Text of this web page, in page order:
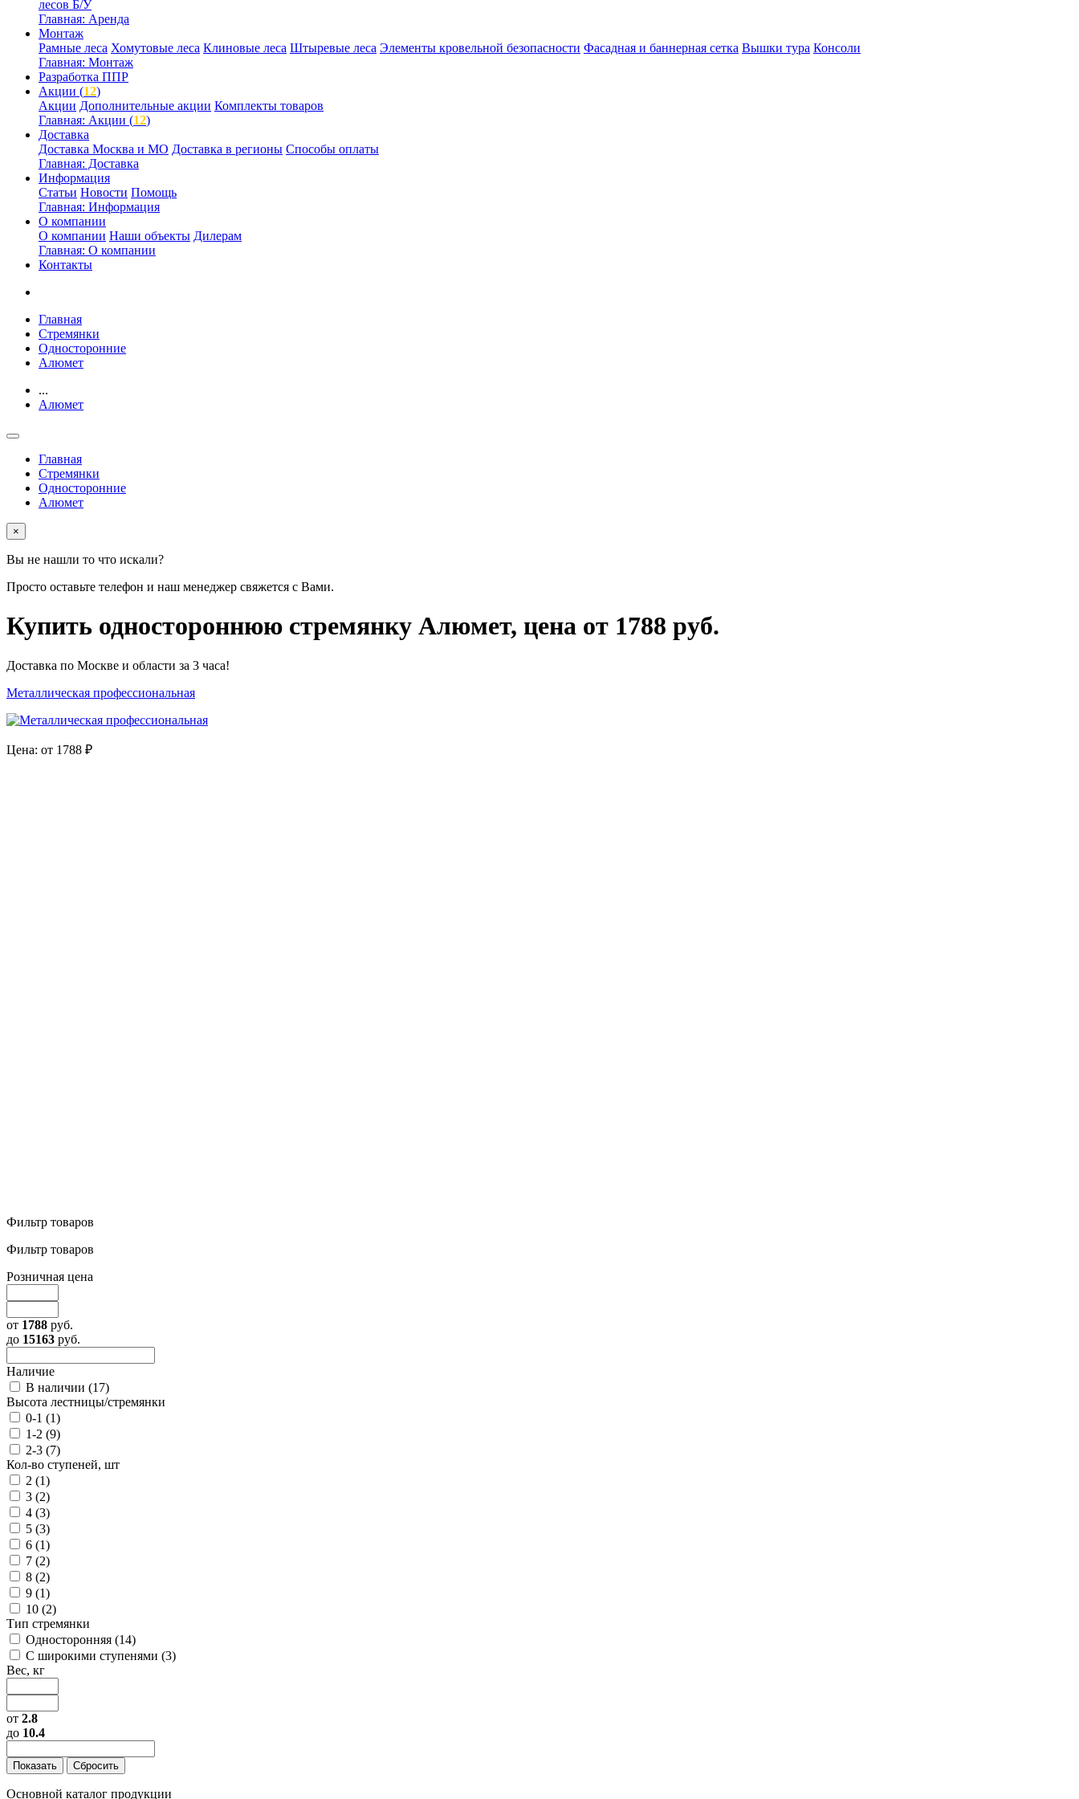
лесов Б/У
Главная: Аренда
Монтаж
Рамные леса Хомутовые леса Клиновые леса Штыревые леса Элементы кровельной безопасности Фасадная и баннерная сетка Вышки тура Консоли
Главная: Монтаж
Разработка ППР
Акции (12)
Акции Дополнительные акции Комплекты товаров
Главная: Акции (12)
Доставка
Доставка Москва и МО Доставка в регионы Способы оплаты
Главная: Доставка
Информация
Статьи Новости Помощь
Главная: Информация
О компании
О компании Наши объекты Дилерам
Главная: О компании
Контакты
Главная
Стремянки
Односторонние
Алюмет
...
Алюмет
Главная
Стремянки
Односторонние
Алюмет
×
Вы не нашли то что искали?
Просто оставьте телефон и наш менеджер свяжется с Вами.
Купить одностороннюю стремянку Алюмет, цена от 1788 руб.
Доставка по Москве и области за 3 часа!
Металлическая профессиональная
Цена: от 1788 ₽
Фильтр товаров
Фильтр товаров
Розничная цена
от 1788 руб.
до 15163 руб.
Наличие
В наличии (17)
Высота лестницы/стремянки
0-1 (1)
1-2 (9)
2-3 (7)
Кол-во ступеней, шт
2 (1)
3 (2)
4 (3)
5 (3)
6 (1)
7 (2)
8 (2)
9 (1)
10 (2)
Тип стремянки
Односторонняя (14)
С широкими ступенями (3)
Вес, кг
от 2.8
до 10.4
Основной каталог продукции